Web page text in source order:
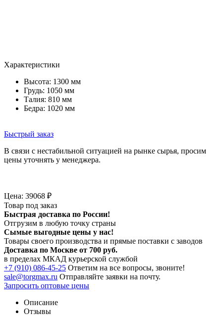
Характеристики
Высота: 1300 мм
Грудь: 1050 мм
Талия: 810 мм
Бедра: 1020 мм
Быстрый заказ
В связи с нестабильной ситуацией на рынке сырья, просим
цены уточнять у менеджера.
Цена: 39068 ₽
Товар под заказ
Быстрая доставка по России!
Отгрузим в любую точку страны
Сымые выгодные цены у нас!
Товары своего производства и прямые поставки с заводов
Доставка по Москве от 700 руб.
в пределах МКАД курьерской службой
+7 (910) 086-45-25 Ответим на все вопросы, звоните!
sale@torgmax.ru Отправляйте заявки на почту.
Запросить оптовые цены
Описание
Отзывы